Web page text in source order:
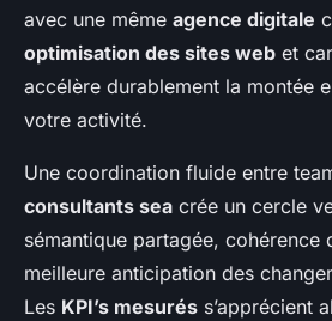
avec une même agence digitale
optimisation des sites web et
accélère durablement la montée
votre activité.
Une coordination fluide entre
consultants sea crée un cercle
sémantique partagée, cohérence
meilleure anticipation des
Les KPI’s mesurés s’apprécient